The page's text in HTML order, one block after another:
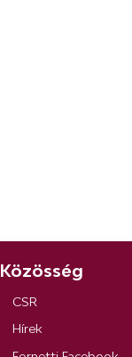
Közösség
CSR
Hírek